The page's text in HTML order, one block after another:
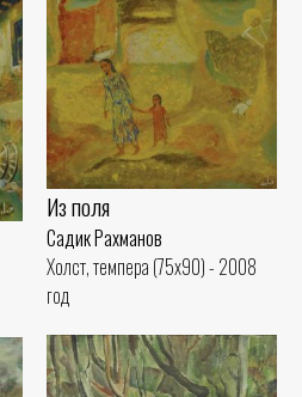
Из поля
Садик Рахманов
Холст, темпера (75x90) - 2008
год